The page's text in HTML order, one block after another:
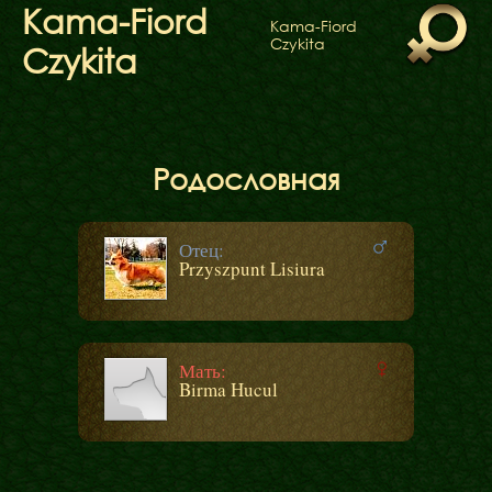
Kama-Fiord
Czykita
Kama-Fiord
Czykita
Родословная
Отец:
Przyszpunt Lisiura
Мать:
Birma Hucul
ФАКТИ
БЛОГ
ГАЛЕРЕЇ